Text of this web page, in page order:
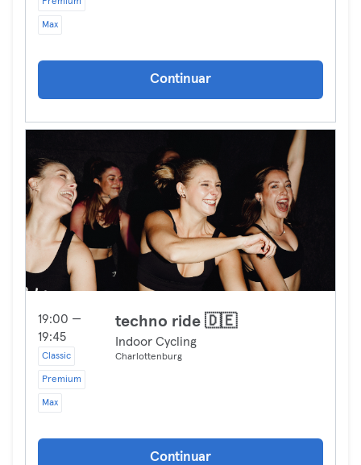
Max
Continuar
19:00 —
19:45
Classic
Premium
Max
techno ride 🇩🇪
Indoor Cycling
Charlottenburg
Continuar